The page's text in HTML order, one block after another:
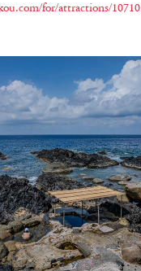
for/attractions/10710